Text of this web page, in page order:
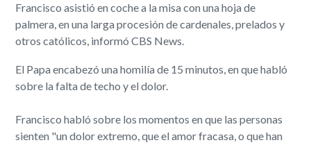
Francisco asistió en coche a la misa con una hoja de
palmera, en una larga procesión de cardenales, prelados y
otros católicos, informó CBS News.
El Papa encabezó una homilía de 15 minutos, en que habló
sobre la falta de techo y el dolor.
Francisco habló sobre los momentos en que las personas
sienten "un dolor extremo, que el amor fracasa, o que han